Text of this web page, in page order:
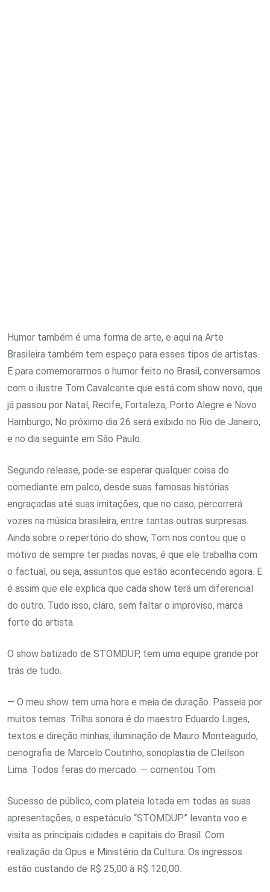
Humor também é uma forma de arte, e aqui na Arte
Brasileira também tem espaço para esses tipos de artistas.
E para comemorarmos o humor feito no Brasil, conversamos
com o ilustre Tom Cavalcante que está com show novo, que
já passou por Natal, Recife, Fortaleza, Porto Alegre e Novo
Hamburgo; No próximo dia 26 será exibido no Rio de Janeiro,
e no dia seguinte em São Paulo.
Segundo release, pode-se esperar qualquer coisa do
comediante em palco, desde suas famosas histórias
engraçadas até suas imitações, que no caso, percorrerá
vozes na música brasileira, entre tantas outras surpresas.
Ainda sobre o repertório do show, Tom nos contou que o
motivo de sempre ter piadas novas, é que ele trabalha com
o factual, ou seja, assuntos que estão acontecendo agora. E
é assim que ele explica que cada show terá um diferencial
do outro. Tudo isso, claro, sem faltar o improviso, marca
forte do artista.
O show batizado de STOMDUP, tem uma equipe grande por
trás de tudo.
— O meu show tem uma hora e meia de duração. Passeia por
muitos temas. Trilha sonora é do maestro Eduardo Lages,
textos e direção minhas, iluminação de Mauro Monteagudo,
cenografia de Marcelo Coutinho, sonoplastia de Cleilson
Lima. Todos feras do mercado. — comentou Tom.
Sucesso de público, com plateia lotada em todas as suas
apresentações, o espetáculo “STOMDUP” levanta voo e
visita as principais cidades e capitais do Brasil. Com
realização da Opus e Ministério da Cultura. Os ingressos
estão custando de R$ 25,00 à R$ 120,00.